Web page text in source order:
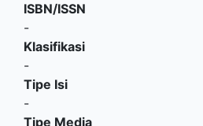
ISBN/ISSN
-
Klasifikasi
-
Tipe Isi
-
Tipe Media